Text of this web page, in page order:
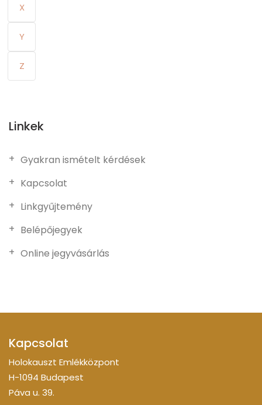
X
Y
Z
Linkek
Gyakran ismételt kérdések
Kapcsolat
Linkgyűjtemény
Belépőjegyek
Online jegyvásárlás
Kapcsolat
Holokauszt Emlékközpont
H-1094 Budapest
Páva u. 39.